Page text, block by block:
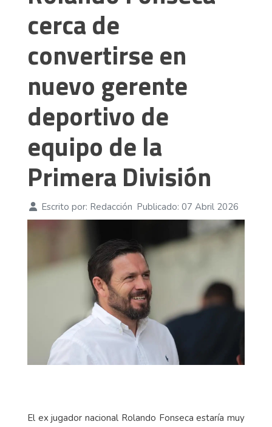
cerca de
convertirse en
nuevo gerente
deportivo de
equipo de la
Primera División
Escrito por: Redacción Publicado: 07 Abril 2026
El ex jugador nacional Rolando Fonseca estaría muy